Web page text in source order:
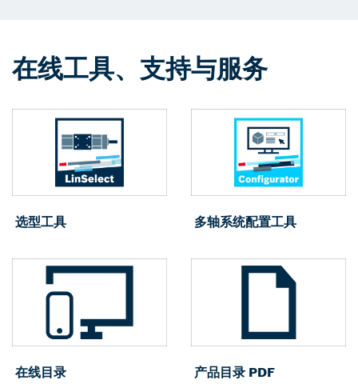
在线工具、支持与服务
选型工具 多轴系统配置工具
在线目录 产品目录 PDF